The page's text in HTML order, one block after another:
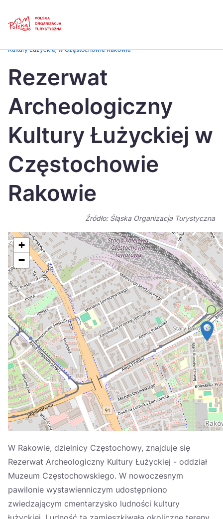
Česká
Dansk
Italiano
Nederlands
Português
Zamknij
Kultury Łużyckiej w Częstochowie Rakowie
Rezerwat
Archeologiczny
Kultury Łużyckiej w
Częstochowie
Rakowie
Źródło: Śląska Organizacja Turystyczna
+
−
W Rakowie, dzielnicy Częstochowy, znajduje się
Rezerwat Archeologiczny Kultury Łużyckiej - oddział
Muzeum Częstochowskiego. W nowoczesnym
pawilonie wystawienniczym udostępniono
zwiedzającym cmentarzysko ludności kultury